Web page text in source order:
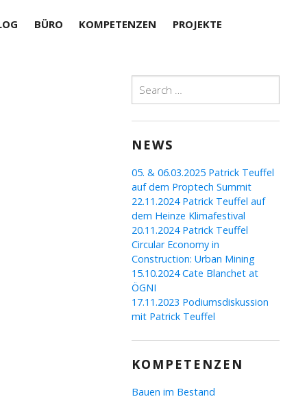
BÜRO KOMPETENZEN PROJEKTE
for:
NEWS
05. & 06.03.2025 Patrick Teuffel
auf dem Proptech Summit
22.11.2024 Patrick Teuffel auf
dem Heinze Klimafestival
20.11.2024 Patrick Teuffel
Circular Economy in
Construction: Urban Mining
15.10.2024 Cate Blanchet at
ÖGNI
17.11.2023 Podiumsdiskussion
mit Patrick Teuffel
KOMPETENZEN
Bauen im Bestand